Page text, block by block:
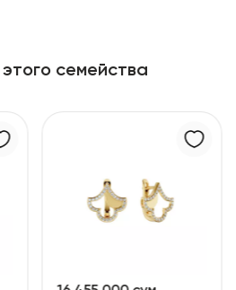
семейства